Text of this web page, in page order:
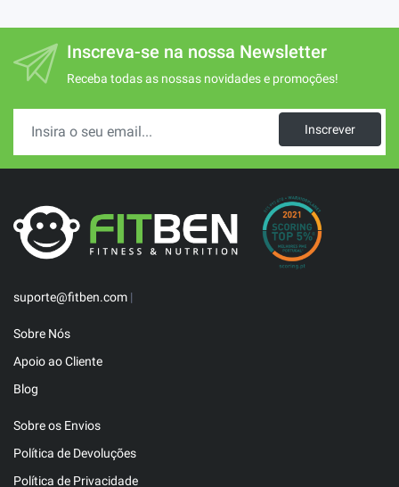
Inscreva-se na nossa Newsletter
Receba todas as nossas novidades e promoções!
Inscrever
suporte@fitben.com |
Sobre Nós
Apoio ao Cliente
Blog
Sobre os Envios
Política de Devoluções
Política de Privacidade